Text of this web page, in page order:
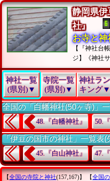
静岡県伊
社』
お寺と神
【『神社台
ジ】《神社
神社一覧
(県別)▼
寺院一覧
(県別)▼
神社ラン
キング▼
全国の「白幡神社(50ヶ寺)」
48.『白幡神社』 50.
「伊豆の国市の神社」一覧表(
45.『白山神社』 47.
【全国の寺院と神社(157,167)】 【全国